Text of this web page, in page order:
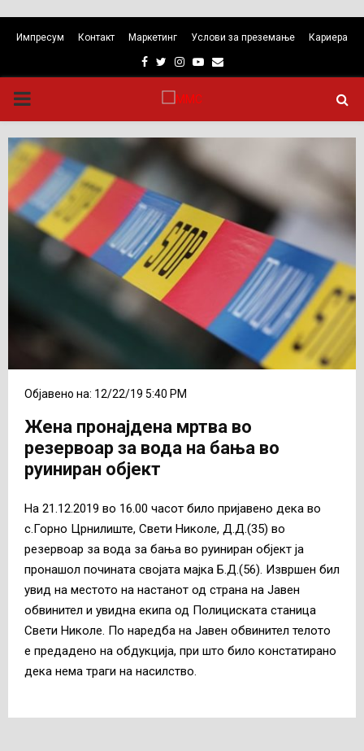
Импресум Контакт Маркетинг Услови за преземање Кариера
Facebook
TwitterInstagram
Youtube
Email
PRIMARY
MENU
Објавено на: 12/22/19 5:40 PM
Жена пронајдена мртва во
резервоар за вода на бања во
руиниран објект
На 21.12.2019 во 16.00 часот било пријавено дека во
с.Горно Црнилиште, Свети Николе, Д.Д.(35) во
резервоар за вода за бања во руиниран објект ја
пронашол почината својата мајка Б.Д.(56). Извршен бил
увид на местото на настанот од страна на Јавен
обвинител и увидна екипа од Полициската станица
Свети Николе. По наредба на Јавен обвинител телото
е предадено на обдукција, при што било констатирано
дека нема траги на насилство.